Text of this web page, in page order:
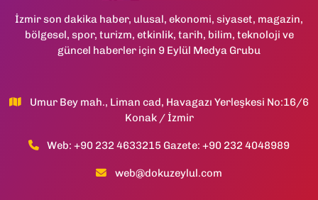
İzmir son dakika haber, ulusal, ekonomi, siyaset, magazin,
bölgesel, spor, turizm, etkinlik, tarih, bilim, teknoloji ve
güncel haberler için 9 Eylül Medya Grubu
Umur Bey mah., Liman cad, Havagazı Yerleşkesi No:16/6
Konak / İzmir
Web: +90 232 4633215 Gazete: +90 232 4048989
web@dokuzeylul.com